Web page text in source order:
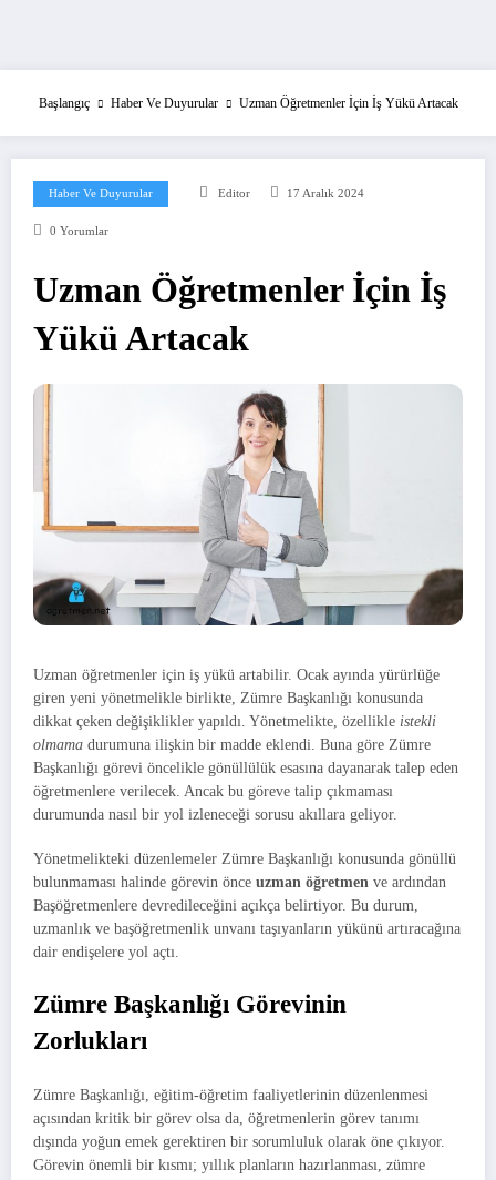
Başlangıç Haber Ve Duyurular Uzman Öğretmenler İçin İş Yükü Artacak
Haber Ve Duyurular Editor 17 Aralık 2024
0 Yorumlar
Uzman Öğretmenler İçin İş
Yükü Artacak
Uzman öğretmenler için iş yükü artabilir. Ocak ayında yürürlüğe
giren yeni yönetmelikle birlikte, Zümre Başkanlığı konusunda
dikkat çeken değişiklikler yapıldı. Yönetmelikte, özellikle istekli
olmama durumuna ilişkin bir madde eklendi. Buna göre Zümre
Başkanlığı görevi öncelikle gönüllülük esasına dayanarak talep eden
öğretmenlere verilecek. Ancak bu göreve talip çıkmaması
durumunda nasıl bir yol izleneceği sorusu akıllara geliyor.
Yönetmelikteki düzenlemeler Zümre Başkanlığı konusunda gönüllü
bulunmaması halinde görevin önce uzman öğretmen ve ardından
Başöğretmenlere devredileceğini açıkça belirtiyor. Bu durum,
uzmanlık ve başöğretmenlik unvanı taşıyanların yükünü artıracağına
dair endişelere yol açtı.
Zümre Başkanlığı Görevinin
Zorlukları
Zümre Başkanlığı, eğitim-öğretim faaliyetlerinin düzenlenmesi
açısından kritik bir görev olsa da, öğretmenlerin görev tanımı
dışında yoğun emek gerektiren bir sorumluluk olarak öne çıkıyor.
Görevin önemli bir kısmı; yıllık planların hazırlanması, zümre